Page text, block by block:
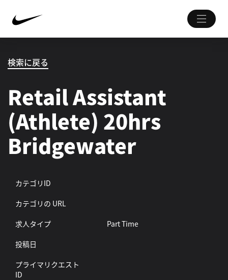
検索に戻る
Retail Assistant
(Athlete) 20hrs
Bridgewater
カテゴリID
カテゴリの URL
求人タイプ
Part Time
投稿日
プライマリクエスト
ID